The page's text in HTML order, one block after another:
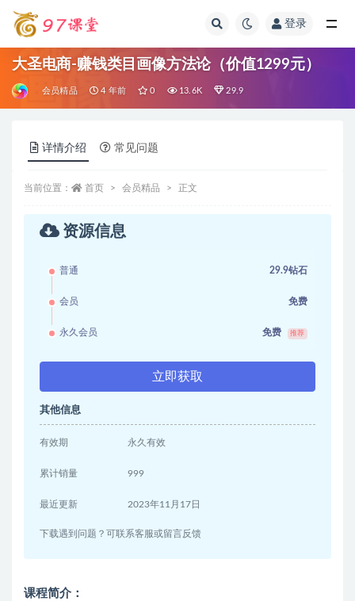
登录
大圣电商-赚钱类目画像方法论（价值1299元）
会员精品 4 年前 0 13.6K 29.9
详情介绍 常见问题
当前位置： 首页 会员精品 正文
资源信息
普通 29.9钻石
会员 免费
永久会员 免费 推荐
立即获取
其他信息
有效期 永久有效
累计销量 999
最近更新 2023年11月17日
下载遇到问题？可联系客服或留言反馈
课程简介：